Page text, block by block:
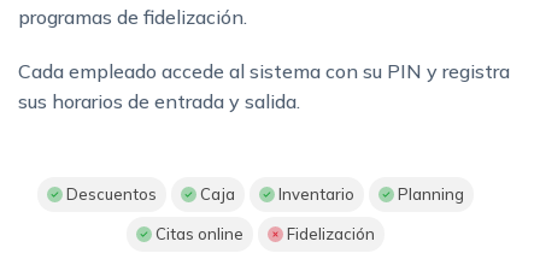
programas de fidelización.
Cada empleado accede al sistema con su PIN y registra
sus horarios de entrada y salida.
Descuentos Caja Inventario Planning
Citas online Fidelización